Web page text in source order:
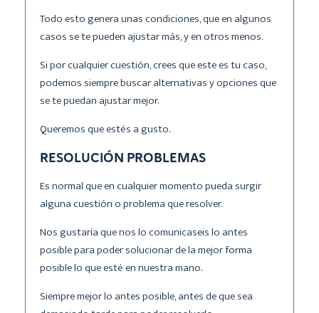
Todo esto genera unas condiciones, que en algunos
casos se te pueden ajustar más, y en otros menos.
Si por cualquier cuestión, crees que este es tu caso,
podemos siempre buscar alternativas y opciones que
se te puedan ajustar mejor.
Queremos que estés a gusto.
RESOLUCIÓN PROBLEMAS
Es normal que en cualquier momento pueda surgir
alguna cuestión o problema que resolver.
Nos gustaría que nos lo comunicaseis lo antes
posible para poder solucionar de la mejor forma
posible lo que esté en nuestra mano.
Siempre mejor lo antes posible, antes de que sea